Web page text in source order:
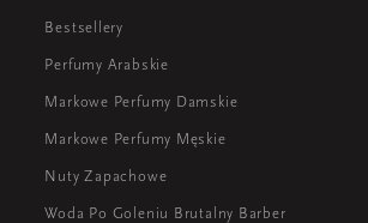
Bestsellery
Perfumy Arabskie
Markowe Perfumy Damskie
Markowe Perfumy Męskie
Nuty Zapachowe
Woda Po Goleniu Brutalny Barber